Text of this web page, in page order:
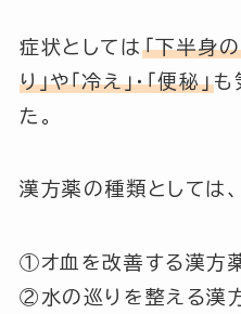
症状としては 「下半身
り」や「冷え」・「便秘」も
た。
漢方薬の種類としては、
①オ血を改善する漢方
②水の巡りを整える漢